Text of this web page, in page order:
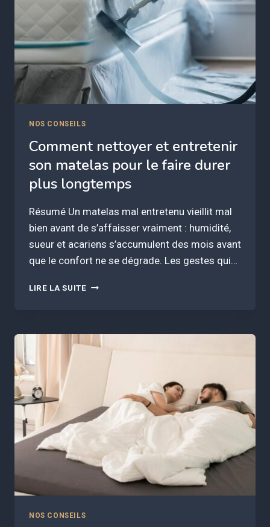
QUAND
ON
LE
DOS
SENSIBLE
?
NOS CONSEILS
Comment nettoyer et entretenir
son matelas pour le faire durer
plus longtemps
Résumé Un matelas mal entretenu vieillit mal
bien avant de s’affaisser vraiment : humidité,
sueur et acariens s’accumulent des mois avant
que le confort ne se dégrade. Les gestes qui…
LIRE LA SUITECOMMENT
SON
MATELAS
FAIRE
DURER
PLUS
LONGTEMPS
NOS CONSEILS